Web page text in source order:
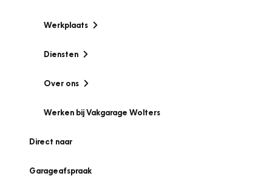
Werkplaats
Diensten
Over ons
Werken bij Vakgarage Wolters
Direct naar
Garageafspraak